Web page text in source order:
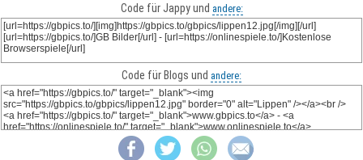
Code für Jappy und andere:
Code für Blogs und andere: